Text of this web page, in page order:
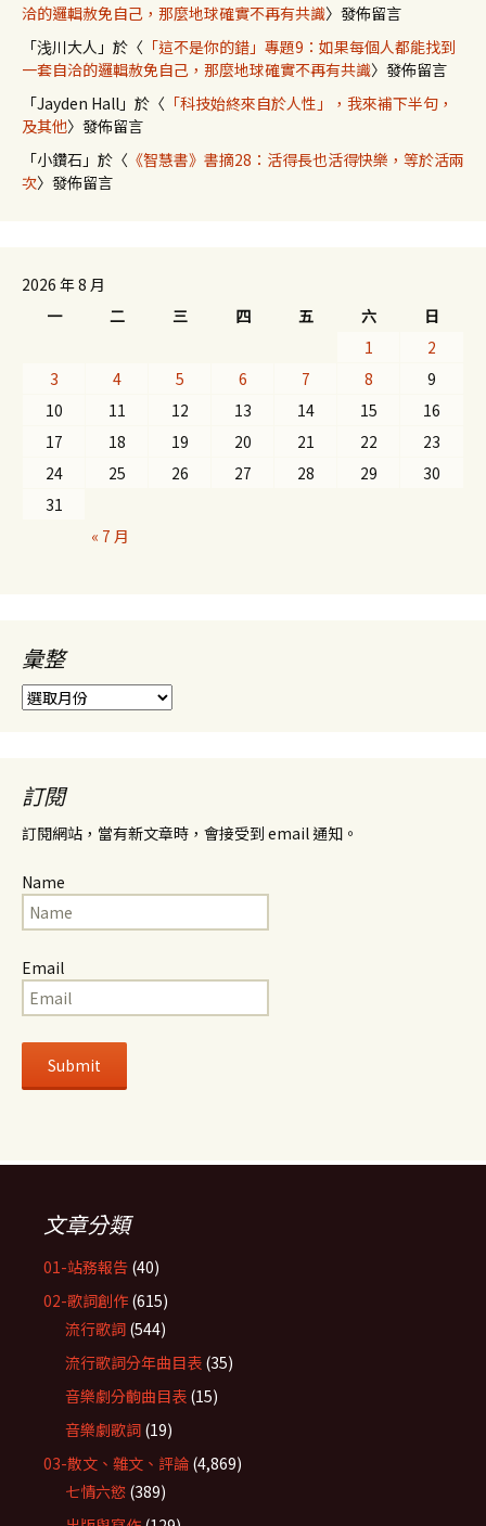
洽的邏輯赦免自己，那麼地球確實不再有共識〉發佈留言
「浅川大人 」於〈 「這不是你的錯」專題9：如果每個人都能找到
一套自洽的邏輯赦免自己，那麼地球確實不再有共識〉發佈留言
「Jayden Hall 」於〈 「科技始終來自於人性」，我來補下半句，
及其他〉發佈留言
「小鑽石 」於〈 《智慧書》書摘28：活得長也活得快樂，等於活兩
次〉發佈留言
2026 年 8 月
一
二 三 四 五 六
日
1
2
3
4 5 6 7 8
9
10
11 12 13 14 15
16
17
18 19 20 21 22
23
24
25 26 27 28 29
30
31
« 7 月
彙整
彙
整
訂閱
訂閱網站，當有新文章時，會接受到 email 通知。
Name
Email
文章分類
01-站務報告 (40)
02-歌詞創作 (615)
流行歌詞 (544)
流行歌詞分年曲目表 (35)
音樂劇分齣曲目表 (15)
音樂劇歌詞 (19)
03-散文、雜文、評論 (4,869)
七情六慾 (389)